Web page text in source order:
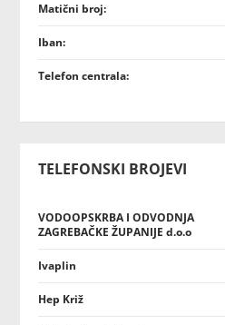
Matični broj:
Iban:
Telefon centrala:
TELEFONSKI BROJEVI
VODOOPSKRBA I ODVODNJA
ZAGREBAČKE ŽUPANIJE d.o.o
Ivaplin
Hep Križ